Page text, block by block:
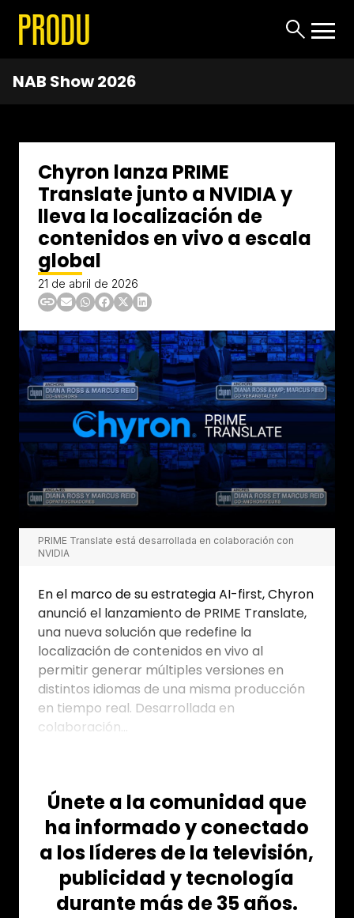
NAB Show 2026
Chyron lanza PRIME
Translate junto a NVIDIA y
lleva la localización de
contenidos en vivo a escala
global
21 de abril de 2026
PRIME Translate está desarrollada en colaboración con
NVIDIA
En el marco de su estrategia AI-first, Chyron
anunció el lanzamiento de PRIME Translate,
una nueva solución que redefine la
localización de contenidos en vivo al
permitir generar múltiples versiones en
distintos idiomas de una misma producción
en tiempo real. Desarrollada en
colaboración...
Únete a la comunidad que
ha informado y conectado
a los líderes de la televisión,
publicidad y tecnología
durante más de 35 años.